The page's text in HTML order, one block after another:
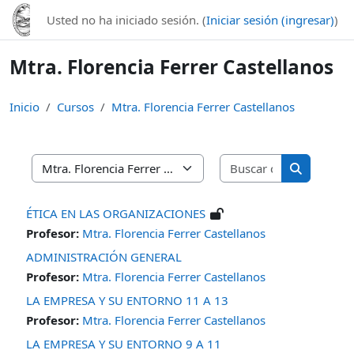
Saltar al contenido principal
Usted no ha iniciado sesión. (Iniciar sesión (ingresar))
Mtra. Florencia Ferrer Castellanos
Inicio Cursos Mtra. Florencia Ferrer Castellanos
Categorías
Buscar
Buscar
ÉTICA EN LAS ORGANIZACIONES
Profesor: Mtra. Florencia Ferrer Castellanos
ADMINISTRACIÓN GENERAL
Profesor: Mtra. Florencia Ferrer Castellanos
LA EMPRESA Y SU ENTORNO 11 A 13
Profesor: Mtra. Florencia Ferrer Castellanos
LA EMPRESA Y SU ENTORNO 9 A 11